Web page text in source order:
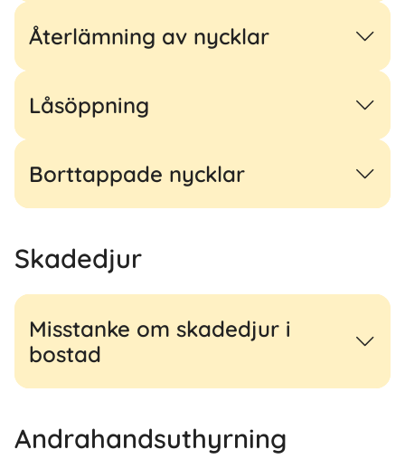
Återlämning av nycklar
Låsöppning
Borttappade nycklar
Skadedjur
Misstanke om skadedjur i
bostad
Andrahandsuthyrning